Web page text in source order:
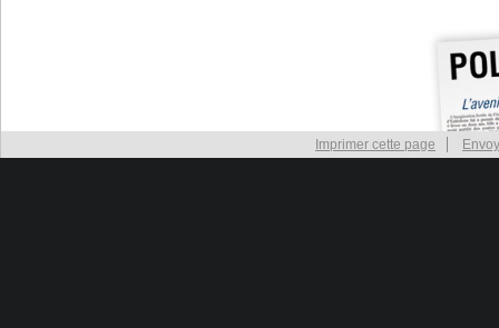
Imprimer cette page